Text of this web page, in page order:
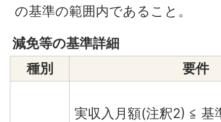
の基準の範囲内であること。
減免等の基準詳細
種別
要件
実収入月額(注釈2) ≦ 基